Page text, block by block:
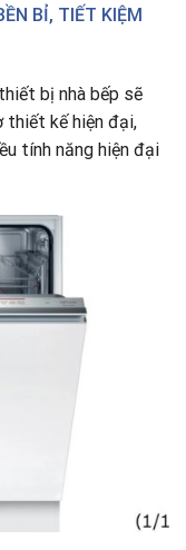
BỈ, TIẾT KIỆM
bị nhà bếp sẽ
thiết kế hiện đại,
tính năng hiện đại